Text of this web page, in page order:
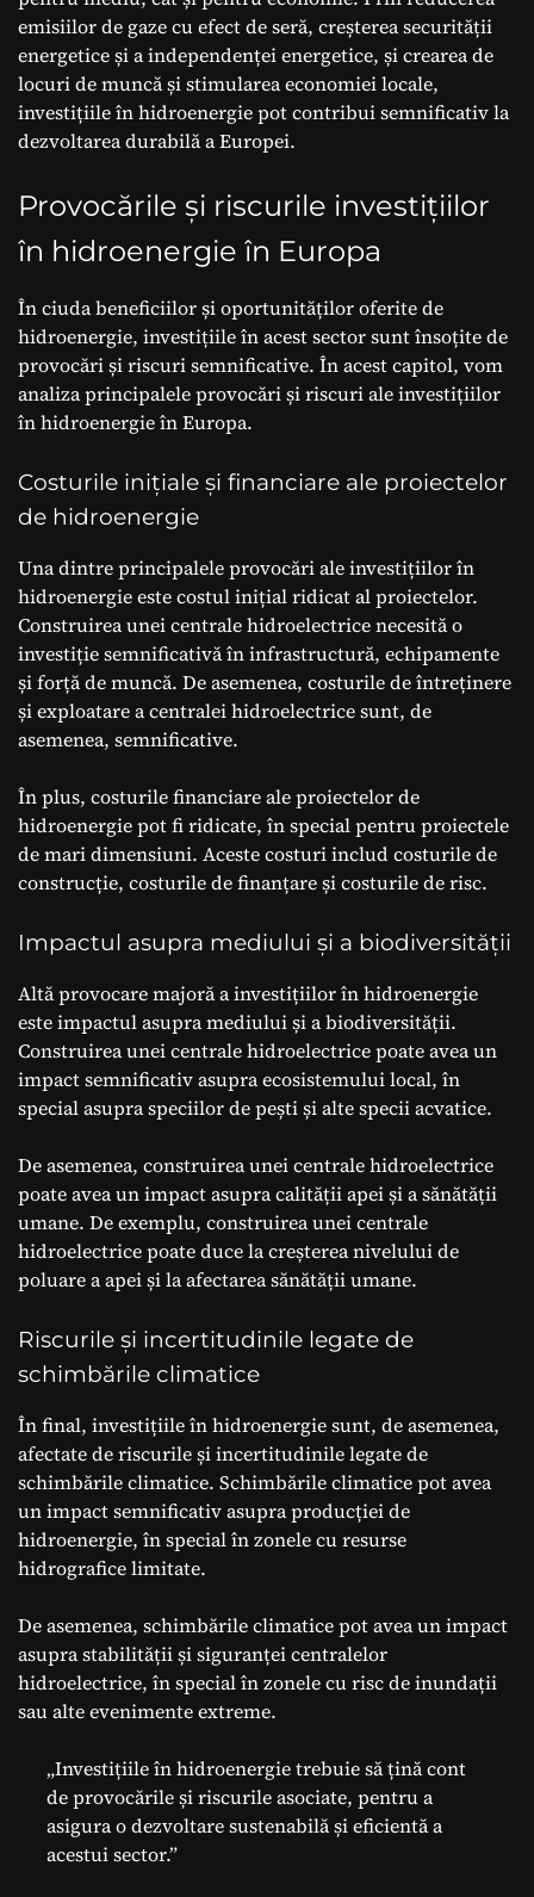
emisiilor de gaze cu efect de seră, creșterea securității
energetice și a independenței energetice, și crearea de
locuri de muncă și stimularea economiei locale,
investițiile în hidroenergie pot contribui semnificativ la
dezvoltarea durabilă a Europei.
Provocările și riscurile investițiilor
în hidroenergie în Europa
În ciuda beneficiilor și oportunităților oferite de
hidroenergie, investițiile în acest sector sunt însoțite de
provocări și riscuri semnificative. În acest capitol, vom
analiza principalele provocări și riscuri ale investițiilor
în hidroenergie în Europa.
Costurile inițiale și financiare ale proiectelor
de hidroenergie
Una dintre principalele provocări ale investițiilor în
hidroenergie este costul inițial ridicat al proiectelor.
Construirea unei centrale hidroelectrice necesită o
investiție semnificativă în infrastructură, echipamente
și forță de muncă. De asemenea, costurile de întreținere
și exploatare a centralei hidroelectrice sunt, de
asemenea, semnificative.
În plus, costurile financiare ale proiectelor de
hidroenergie pot fi ridicate, în special pentru proiectele
de mari dimensiuni. Aceste costuri includ costurile de
construcție, costurile de finanțare și costurile de risc.
Impactul asupra mediului și a biodiversității
Altă provocare majoră a investițiilor în hidroenergie
este impactul asupra mediului și a biodiversității.
Construirea unei centrale hidroelectrice poate avea un
impact semnificativ asupra ecosistemului local, în
special asupra speciilor de pești și alte specii acvatice.
De asemenea, construirea unei centrale hidroelectrice
poate avea un impact asupra calității apei și a sănătății
umane. De exemplu, construirea unei centrale
hidroelectrice poate duce la creșterea nivelului de
poluare a apei și la afectarea sănătății umane.
Riscurile și incertitudinile legate de
schimbările climatice
În final, investițiile în hidroenergie sunt, de asemenea,
afectate de riscurile și incertitudinile legate de
schimbările climatice. Schimbările climatice pot avea
un impact semnificativ asupra producției de
hidroenergie, în special în zonele cu resurse
hidrografice limitate.
De asemenea, schimbările climatice pot avea un impact
asupra stabilității și siguranței centralelor
hidroelectrice, în special în zonele cu risc de inundații
sau alte evenimente extreme.
„Investițiile în hidroenergie trebuie să țină cont
de provocările și riscurile asociate, pentru a
asigura o dezvoltare sustenabilă și eficientă a
acestui sector.”